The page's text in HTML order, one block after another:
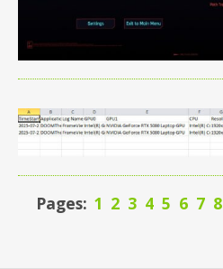
Pages: 1 2 3 4 5 6 7 8